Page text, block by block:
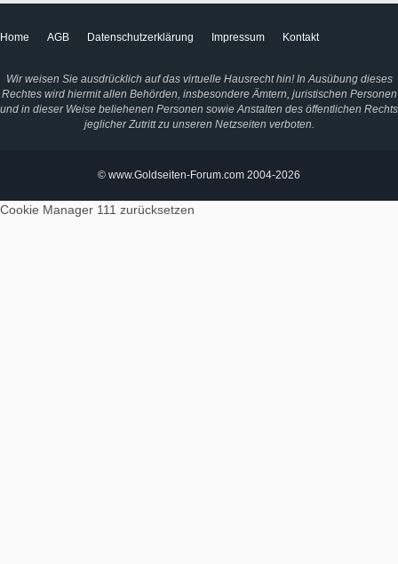
Home AGB Datenschutzerklärung Impressum Kontakt
Wir weisen Sie ausdrücklich auf das virtuelle Hausrecht hin! In Ausübung dieses
Rechtes wird hiermit allen Behörden, insbesondere Ämtern, juristischen Personen
und in dieser Weise beliehenen Personen sowie Anstalten des öffentlichen Rechts
jeglicher Zutritt zu unseren Netzseiten verboten.
© www.Goldseiten-Forum.com 2004-2026
Cookie Manager 111 zurücksetzen